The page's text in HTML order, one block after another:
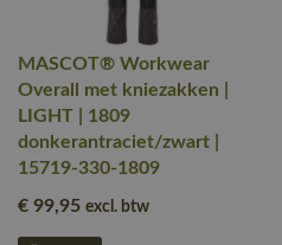
MASCOT® Workwear
Overall met kniezakken |
LIGHT | 1809
donkerantraciet/zwart |
15719-330-1809
€ 99,95 excl. btw